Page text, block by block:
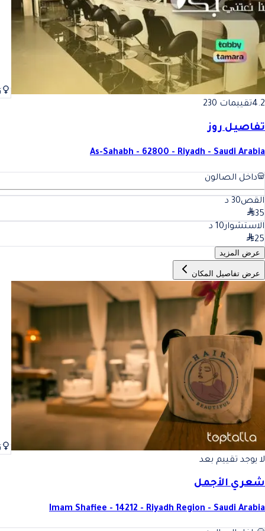
4.2تقييمات 230
تفاصيل روز
As-Sahabh - 62800 - Riyadh - Saudi Arabia
داخل الصالون
القص30 د
35
الاستشوار10 د
25
عرض المزيد
عرض تفاصيل المكان
لا يوجد تقييم بعد
شعري الأجمل
Imam Shafiee - 14212 - Riyadh Region - Saudi Arabia